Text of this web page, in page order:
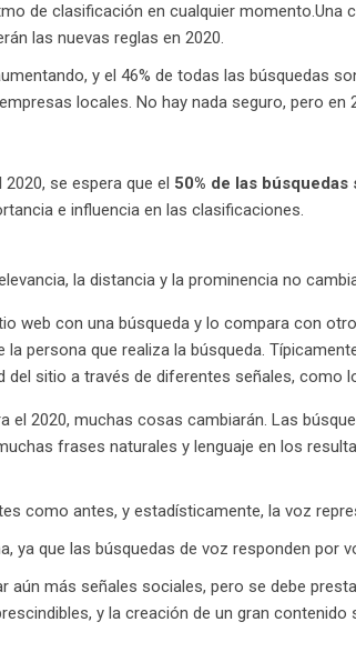
de clasificación en cualquier
las nuevas reglas en 2020.
y el 46% de todas las búsquedas
locales. No hay nada seguro, pero
se espera que el 50% de las búsquedas
e influencia en las clasificaciones.
la distancia y la prominencia no
web con una búsqueda y lo compara con
persona que realiza la búsqueda.
del sitio a través de diferentes señales, como
el 2020, muchas cosas cambiarán. Las
frases naturales y lenguaje en los
como antes, y estadísticamente, la voz
ya que las búsquedas de voz responden por
aún más señales sociales, pero se debe
y la creación de un gran